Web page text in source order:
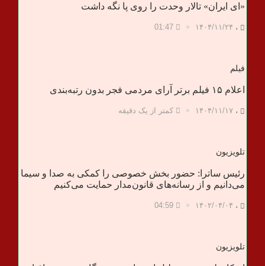
«ای ایران» تالار وحدت را روی پا نگه داشت
، ۱۴۰۴/۱۱/۲۴ 01:47
فیلم
اعلام ۱۵ فیلم برتر آرای مردمی فجر بدون رتبه‌بندی
، ۱۴۰۴/۱۱/۱۷ کمتر از یک دقیقه
تلویزیون
رئیس ساترا: حضور بخش خصوصی را کمکی به صدا و سیما
می‌‌دانیم و از رسانه‌های قانون‌مدار حمایت می‌کنیم
، ۱۴۰۲/۰۴/۰۴ 04:59
تلویزیون